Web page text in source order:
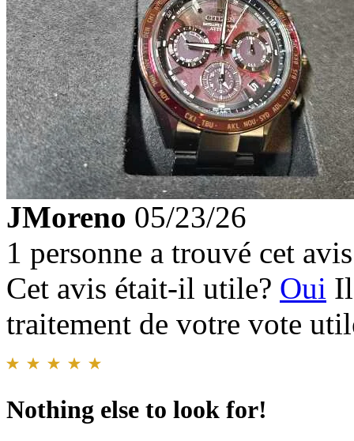
JMoreno 05/23/26
1 personne a trouvé cet
Cet avis était-il utile? Oui
traitement de votre vote
Nothing else to look for!